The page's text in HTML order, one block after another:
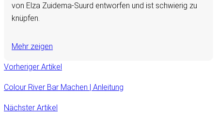
von Elza Zuidema-Suurd entworfen und ist schwierig zu
knüpfen.
Mehr zeigen
Vorheriger Artikel
Colour River Bar Machen | Anleitung
Nächster Artikel